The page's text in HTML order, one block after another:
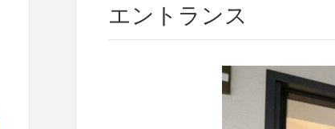
エントランス